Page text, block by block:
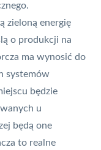
zieloną energię
o produkcji na
ma wynosić do
systemów
będzie
u
będą one
to realne